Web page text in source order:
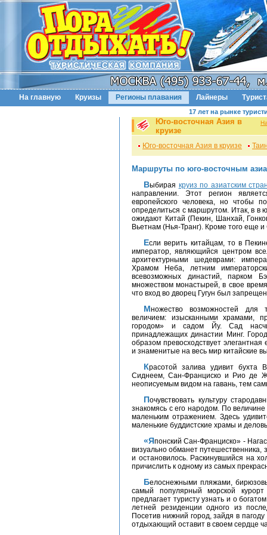
На главную Круизы Регионы плавания Лайнеры
17 лет на рынке
Юго-восточная Азия в
круизе
Юго-восточная Азия в круизе
Маршруты по юго-восточным
Выбирая круиз по азиатским
направлении. Этот регион
европейского человека, но чтобы
определиться с маршрутом. Итак, в в
ожидают Китай (Пекин, Шанхай,
Вьетнам (Нья-Транг). Кроме того еще и
Если верить китайцам, то в Пекине, «Запретном городе» сидит на троне Дракона
император, являющийся центром
архитектурными шедеврами:
Храмом Неба, летним
всевозможных династий, парком
множеством монастырей, в свое
что вход во дворец Гугун был
Множество возможностей для туриста предлагает Шанхай, поражая своим
величием: изысканными храмами,
городом» и садом Йу. Сад
принадлежащих династии Минг.
образом превосходствует
и знаменитые на весь мир китайские
Красотой залива удивит бухта Виктории в Гонконге. Её красоту сравнивают с
Сиднеем, Сан-Франциско и Рио де
неописуемым видом на гавань, тем
Почувствовать культуру стародавних традиций и новых веяний можно в Пусане,
знакомясь с его народом. По
маленьким отражением. Здесь
маленькие буддистские храмы и
«Японский Сан-Франциско» - Нагасаки - своим мирным пейзажем Нагасакской бухты
визуально обманет путешественника,
и остановилось. Раскинувшийся на
причислить к одному из самых
Белоснежными пляжами, бирюзовыми водами и кокосовыми пальмами привлекает
самый популярный морской
предлагает туристу узнать и о
летней резиденции одного из
Посетив нижний город, зайдя в
отдыхающий оставит в своем сердце